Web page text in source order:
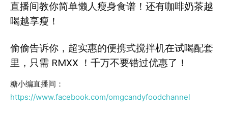
直播间教你简单懒人瘦身食谱！还有咖啡奶茶越
喝越享瘦！
偷偷告诉你，超实惠的便携式搅拌机在试喝配套
里，只需 RMXX ！千万不要错过优惠了！
糖小编直播间：
https://www.facebook.com/omgcandyfoodchannel